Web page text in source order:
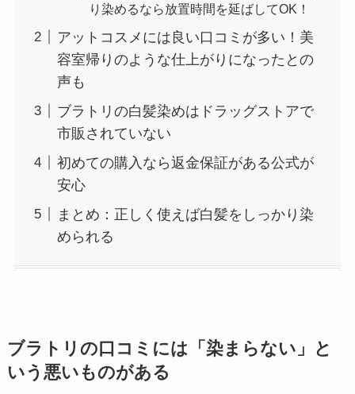
り染めるなら放置時間を延ばしてOK！
アットコスメには良い口コミが多い！美
容室帰りのような仕上がりになったとの
声も
ブラトリの白髪染めはドラッグストアで
市販されていない
初めての購入なら返金保証がある公式が
安心
まとめ：正しく使えば白髪をしっかり染
められる
ブラトリの口コミには「染まらない」と
いう悪いものがある